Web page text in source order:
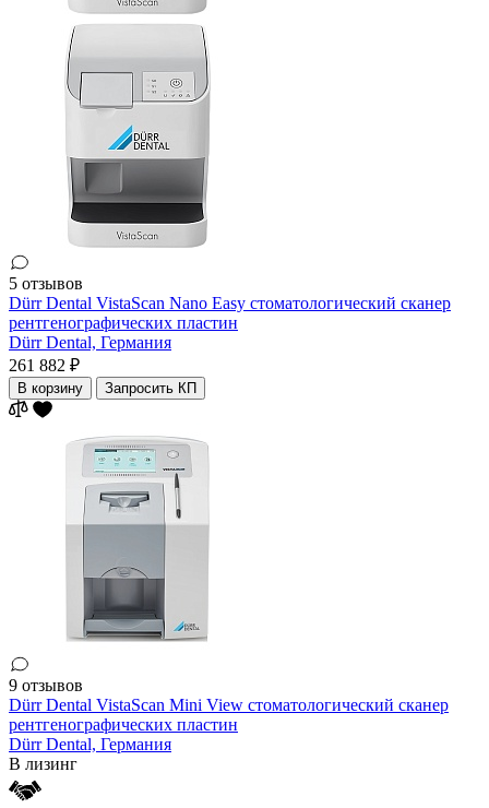
5 отзывов
Dürr Dental VistaScan Nano Easy стоматологический сканер
рентгенографических пластин
Dürr Dental, Германия
261 882 ₽
В корзину Запросить КП
9 отзывов
Dürr Dental VistaScan Mini View стоматологический сканер
рентгенографических пластин
Dürr Dental, Германия
В лизинг